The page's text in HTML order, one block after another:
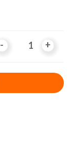
- +
- +